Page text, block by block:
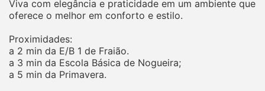
Viva com elegância e praticidade em um ambiente que
oferece o melhor em conforto e estilo.
Proximidades:
a 2 min da E/B 1 de Fraião.
a 3 min da Escola Básica de Nogueira;
a 5 min da Primavera.